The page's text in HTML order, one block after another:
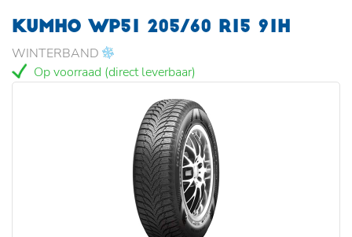
KUMHO WP51 205/60 R15 91H
WINTERBAND
Op voorraad (direct leverbaar)